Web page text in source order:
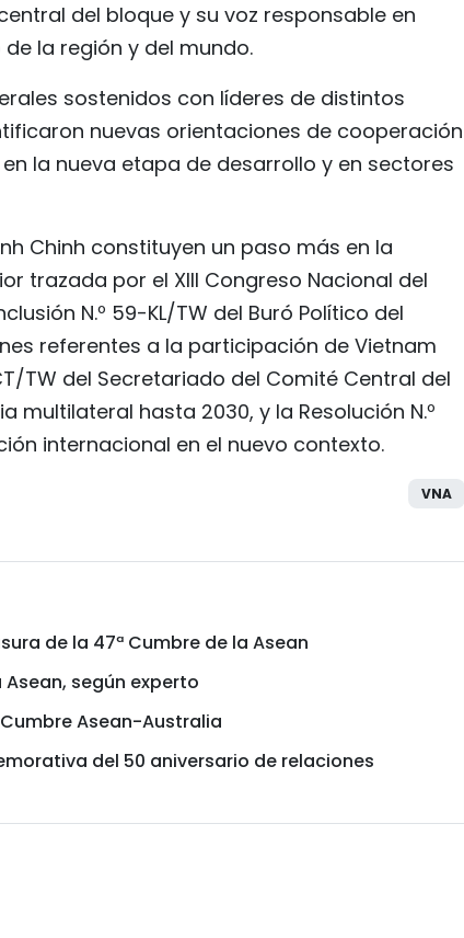
del bloque y su voz responsable en
la región y del mundo.
sostenidos con líderes de distintos
nuevas orientaciones de cooperación
la nueva etapa de desarrollo y en sectores
Chinh constituyen un paso más en la
trazada por el XIII Congreso Nacional del
N.º 59-KL/TW del Buró Político del
referentes a la participación de Vietnam
TW del Secretariado del Comité Central del
multilateral hasta 2030, y la Resolución N.º
internacional en el nuevo contexto.
VNA
de la 47ª Cumbre de la Asean
según experto
Asean-Australia
del 50 aniversario de relaciones